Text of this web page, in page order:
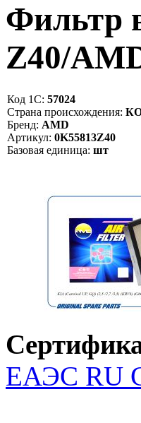
Фильтр
Z40/
Код 1С: 57024
Страна происхождения:
Бренд: AMD
Артикул: 0K55813Z40
Базовая единица: шт
ЕАЭС RU